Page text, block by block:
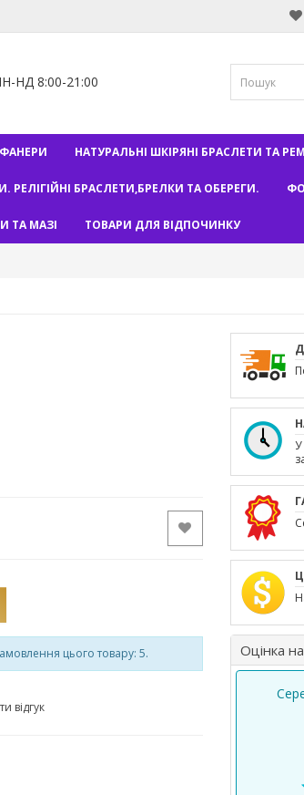
НД 8:00-21:00
НАТУРАЛЬНІ ШКІРЯНІ БРАСЛЕТИ ТА
РЕЛІГІЙНІ БРАСЛЕТИ,БРЕЛКИ ТА ОБЕРЕГИ.
ТА МАЗІ ТОВАРИ ДЛЯ ВІДПОЧИНКУ
цього товару: 5.
відгук
У
Оцінка